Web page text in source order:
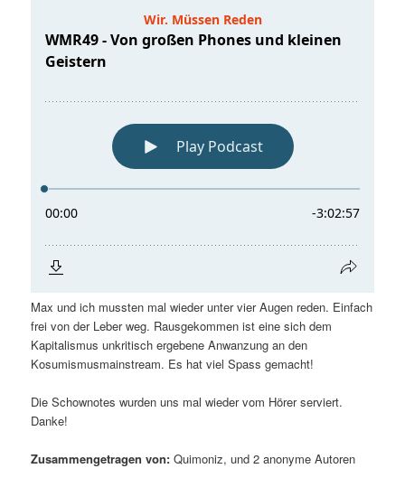
Max und ich mussten mal wieder unter vier Augen reden. Einfach
frei von der Leber weg. Rausgekommen ist eine sich dem
Kapitalismus unkritisch ergebene Anwanzung an den
Kosumismusmainstream. Es hat viel Spass gemacht!
Die Schownotes wurden uns mal wieder vom Hörer serviert.
Danke!
Zusammengetragen von: Quimoniz, und 2 anonyme Autoren